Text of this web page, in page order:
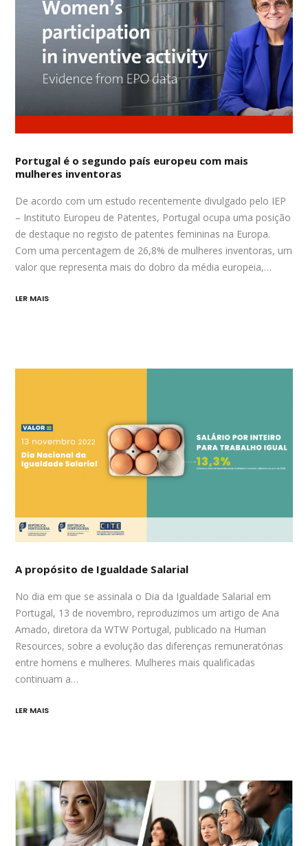
Portugal é o segundo país europeu com mais
mulheres inventoras
De acordo com um estudo recentemente divulgado pelo IEP
– Instituto Europeu de Patentes, Portugal ocupa uma posição
de destaque no registo de patentes femininas na Europa.
Com uma percentagem de 26,8% de mulheres inventoras, um
valor que representa mais do dobro da média europeia,…
LER MAIS
A propósito de Igualdade Salarial
No dia em que se assinala o Dia da Igualdade Salarial em
Portugal, 13 de novembro, reproduzimos um artigo de Ana
Amado, diretora da WTW Portugal, publicado na Human
Resources, sobre a evolução das diferenças remuneratórias
entre homens e mulheres. Mulheres mais qualificadas
continuam a…
LER MAIS